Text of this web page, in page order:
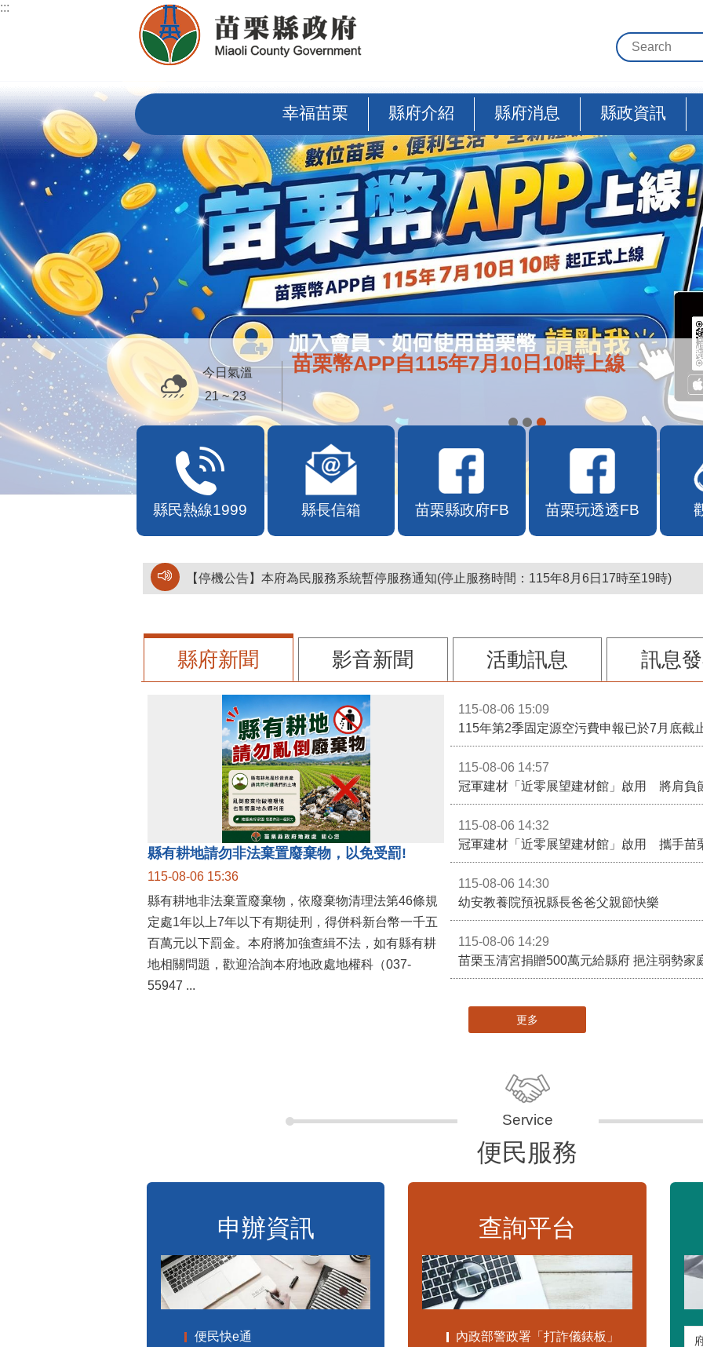
跳到主要內容區塊
:::
幸福苗栗 縣府介紹 縣府消息 縣政資訊
苗栗幣APP自115年7月10日10時上線
今日氣溫
21 ~ 23
縣民熱線1999 縣長信箱 苗栗縣政府FB 苗栗玩透透FB
【停機公告】本府為民服務系統暫停服務通知(停止服務時間：115年8月6日17時至19時)
縣府新聞 影音新聞 活動訊息 訊息
縣有耕地請勿非法棄置廢棄物，以免受罰!
115-08-06 15:36
縣有耕地非法棄置廢棄物，依廢棄物清理法第46條規
定處1年以上7年以下有期徒刑，得併科新台幣一千五
百萬元以下罰金。本府將加強查緝不法，如有縣有耕
地相關問題，歡迎洽詢本府地政處地權科（037-
55947 ...
115-08-06 15:09
115-08-06 14:57
冠軍建材「近零展望建材館」啟用 將肩負
115-08-06 14:32
冠軍建材「近零展望建材館」啟用 攜手苗
115-08-06 14:30
幼安教養院預祝縣長爸爸父親節快樂
115-08-06 14:29
苗栗玉清宮捐贈500萬元給縣府 挹注弱勢家
更多
便民服務
申辦資訊
便民快e通
查詢平台
內政部警政署「打詐儀錶板」